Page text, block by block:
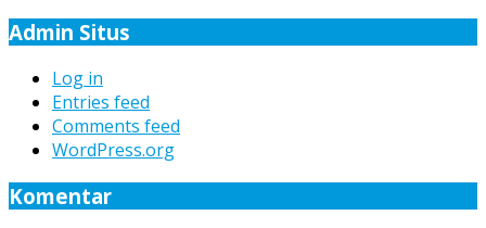
Admin Situs
Log in
Entries feed
Comments feed
WordPress.org
Komentar